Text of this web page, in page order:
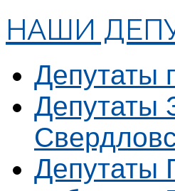
НАШИ
Депутаты
Депутаты
Депутаты